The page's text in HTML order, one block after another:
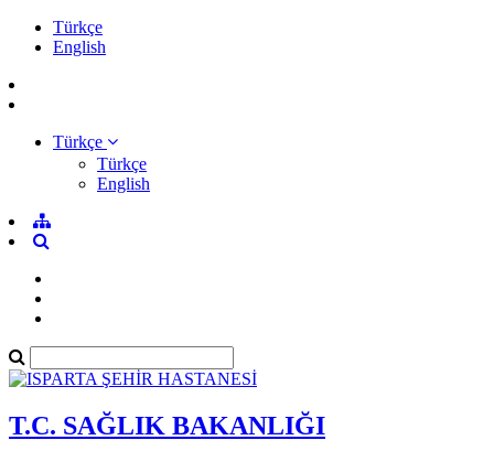
Türkçe
English
Türkçe
Türkçe
English
T.C. SAĞLIK BAKANLIĞI